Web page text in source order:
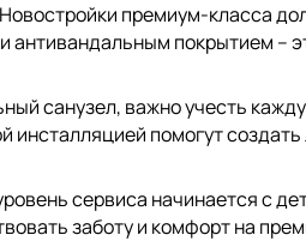
премиум-класса
покрытием –
санузел, важно учесть
помогут
сервиса начинается с
заботу и комфорт на